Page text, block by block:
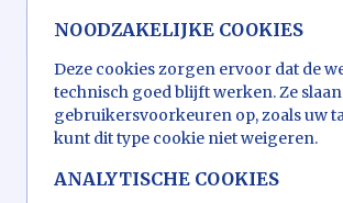
NOODZAKELIJKE COOKIES
Deze cookies zorgen ervoor dat de
technisch goed blijft werken. Ze
gebruikersvoorkeuren op, zoals uw
kunt dit type cookie niet weigeren.
ANALYTISCHE COOKIES